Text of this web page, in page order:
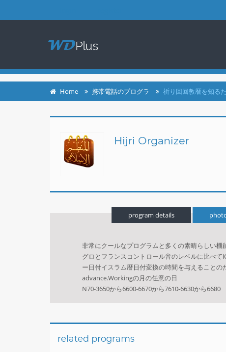
Home 携帯電話のプログラ 祈り回回教暦を知る
Hijri Organizer
program details
非常にクールなプログラムと多くの素晴らしい
グロとフランスコントロール音のレベルに比べ
ー日付イスラム暦日付変換の時間を与えること
advance.Workingの月の任意の日
N70-3650から6600-6670から7610-6630から6680
related programs